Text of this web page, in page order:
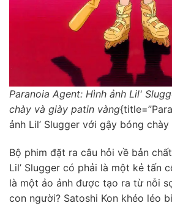
Paranoia Agent: Hình ảnh Lil'
chày và giày patin vàng
ảnh Lil’ Slugger với gậy bóng
Bộ phim đặt ra câu hỏi về bản
Lil’ Slugger có phải là một kẻ tấn
là một ảo ảnh được tạo ra từ nỗi
con người? Satoshi Kon khéo léo